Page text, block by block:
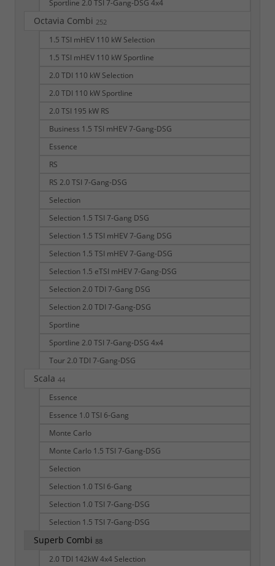
Sportline 2.0 TSI 7-Gang-DSG 4x4
Octavia Combi 252
1.5 TSI mHEV 110 kW Selection
1.5 TSI mHEV 110 kW Sportline
2.0 TDI 110 kW Selection
2.0 TDI 110 kW Sportline
2.0 TSI 195 kW RS
Business 1.5 TSI mHEV 7-Gang-DSG
Essence
RS
RS 2.0 TSI 7-Gang-DSG
Selection
Selection 1.5 TSI 7-Gang DSG
Selection 1.5 TSI mHEV 7-Gang DSG
Selection 1.5 TSI mHEV 7-Gang-DSG
Selection 1.5 eTSI mHEV 7-Gang-DSG
Selection 2.0 TDI 7-Gang DSG
Selection 2.0 TDI 7-Gang-DSG
Sportline
Sportline 2.0 TSI 7-Gang-DSG 4x4
Tour 2.0 TDI 7-Gang-DSG
Scala 44
Essence
Essence 1.0 TSI 6-Gang
Monte Carlo
Monte Carlo 1.5 TSI 7-Gang-DSG
Selection
Selection 1.0 TSI 6-Gang
Selection 1.0 TSI 7-Gang-DSG
Selection 1.5 TSI 7-Gang-DSG
Superb Combi 88
2.0 TDI 142kW 4x4 Selection